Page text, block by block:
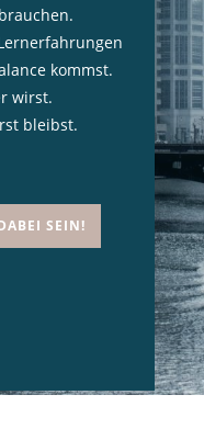
kommst.
wirst.
bleibst.
SEIN!